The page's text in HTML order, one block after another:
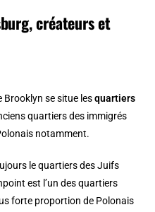
créateurs et
Brooklyn se situe lesquartiers
quartiers des immigrés
notamment.
le quartiers des Juifs
est l’un des quartiers
forte proportion de Polonais